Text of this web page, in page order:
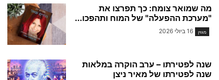
מה שמואר צומח: כך תפרצו את
"מערכת ההפעלה" של המוח ותהפכו...
מגזין 16 ביולי 2026
שנה לפטירתו – ערב הוקרה במלאות
שנה לפטירתו של מאיר ניצן